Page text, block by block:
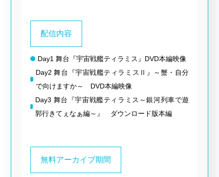
配信内容
Day1 舞台『宇宙戦艦ティラミス』DVD本編映像
Day2 舞台『宇宙戦艦ティラミスⅡ』～蟹・自分
で向けますか～ DVD本編映像
Day3 舞台『宇宙戦艦ティラミス～銀河列車で遊
郭行きてぇなぁ編～』 ダウンロード版本編
無料アーカイブ期間